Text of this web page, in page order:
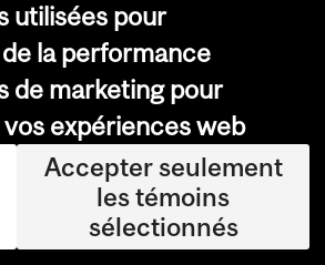
Bronfman
rue Sherbrooke Ouest
Montréal (Québec)
H3A 1G5
: 514-398-4000
Contact
Carte
de confidentialité
utilisées pour
la performance
de marketing pour
expériences web
Accepter seulement
les témoins
sélectionnés